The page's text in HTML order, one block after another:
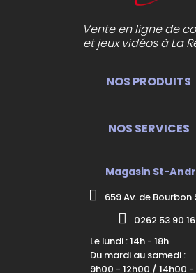
Vente en ligne de
et jeux vidéos à La
NOS PRODUITS
NOS SERVICES
Magasin St-
659 Av. de Bourbon
0262 53 90 16
Le lundi : 14h - 18h
Du mardi au samedi :
9h00 - 12h00 / 14h00 -